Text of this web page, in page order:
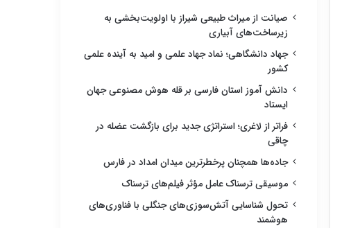
صیانت از میراث طبیعی شیراز با اولویت‌بخشی به
زیرساخت‌های آبیاری
جهاد دانشگاهی؛ نماد جهاد علمی و امید به آینده علمی
کشور
دانش آموز استان فارسی بر قله هوش مصنوعی جهان
ایستاد
فراتر از لاغری؛ استراتژی جدید برای بازگشت عضله در
چاقی
جاده‌ها همچنان پرخطرترین میدان امداد در فارس
موسیقی ترسناک عامل مؤثر فیلم‌های ترسناک
تحول شناسایی آتش‌سوزی‌های جنگلی با فناوری‌های
هوشمند